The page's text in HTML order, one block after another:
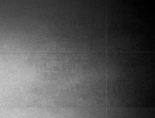
windows
apple